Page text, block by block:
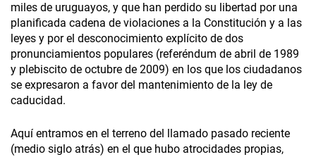
miles de uruguayos, y que han perdido su libertad por una
planificada cadena de violaciones a la Constitución y a las
leyes y por el desconocimiento explícito de dos
pronunciamientos populares (referéndum de abril de 1989
y plebiscito de octubre de 2009) en los que los ciudadanos
se expresaron a favor del mantenimiento de la ley de
caducidad.
Aquí entramos en el terreno del llamado pasado reciente
(medio siglo atrás) en el que hubo atrocidades propias,